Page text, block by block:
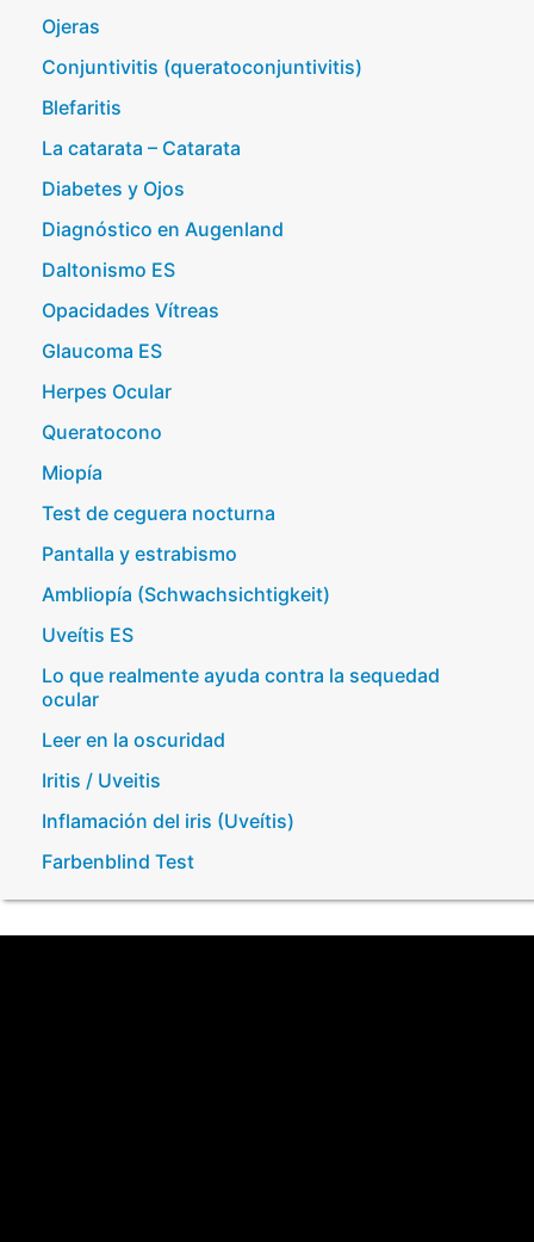
Ojeras
Conjuntivitis (queratoconjuntivitis)
Blefaritis
La catarata – Catarata
Diabetes y Ojos
Diagnóstico en Augenland
Daltonismo ES
Opacidades Vítreas
Glaucoma ES
Herpes Ocular
Queratocono
Miopía
Test de ceguera nocturna
Pantalla y estrabismo
Ambliopía (Schwachsichtigkeit)
Uveítis ES
Lo que realmente ayuda contra la sequedad
ocular
Leer en la oscuridad
Iritis / Uveitis
Inflamación del iris (Uveítis)
Farbenblind Test